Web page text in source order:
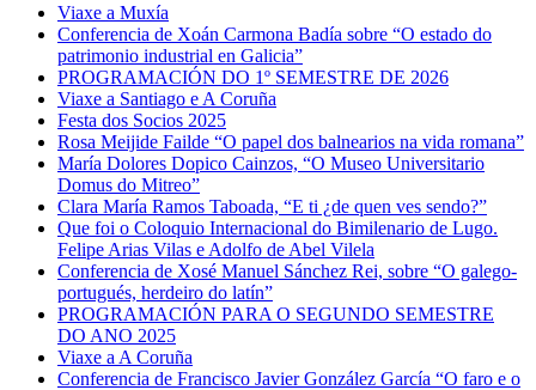
Viaxe a Muxía
Conferencia de Xoán Carmona Badía sobre “O estado do
patrimonio industrial en Galicia”
PROGRAMACIÓN DO 1º SEMESTRE DE 2026
Viaxe a Santiago e A Coruña
Festa dos Socios 2025
Rosa Meijide Failde “O papel dos balnearios na vida romana”
María Dolores Dopico Cainzos, “O Museo Universitario
Domus do Mitreo”
Clara María Ramos Taboada, “E ti ¿de quen ves sendo?”
Que foi o Coloquio Internacional do Bimilenario de Lugo.
Felipe Arias Vilas e Adolfo de Abel Vilela
Conferencia de Xosé Manuel Sánchez Rei, sobre “O galego-
portugués, herdeiro do latín”
PROGRAMACIÓN PARA O SEGUNDO SEMESTRE
DO ANO 2025
Viaxe a A Coruña
Conferencia de Francisco Javier González García “O faro e o